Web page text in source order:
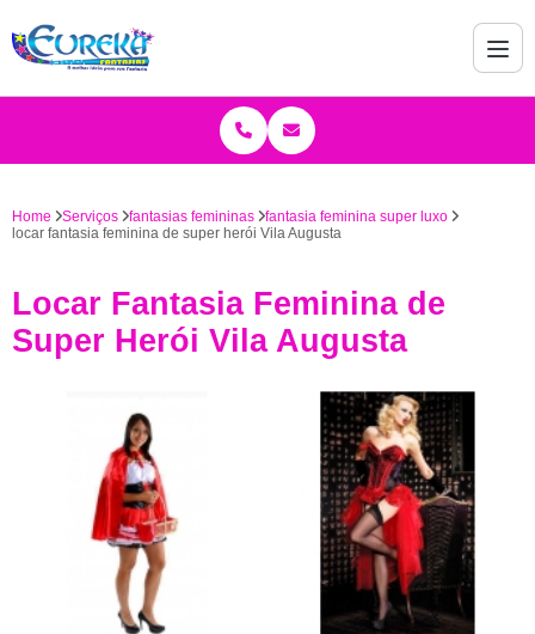
Home Serviços fantasias femininas
fantasia feminina super luxo
locar fantasia feminina de super herói Vila Augusta
Locar Fantasia Feminina de
Super Herói Vila Augusta